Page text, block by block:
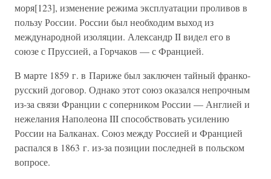
моря[123], изменение режима эксплуатации проливов в
пользу России. России был необходим выход из
международной изоляции. Александр II видел его в
союзе с Пруссией, а Горчаков — с Францией.
В марте 1859 г. в Париже был заключен тайный франко-
русский договор. Однако этот союз оказался непрочным
из-за связи Франции с соперником России — Англией и
нежелания Наполеона III способствовать усилению
России на Балканах. Союз между Россией и Францией
распался в 1863 г. из-за позиции последней в польском
вопросе.